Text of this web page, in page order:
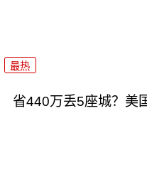
最热
省440万丢5座城？美